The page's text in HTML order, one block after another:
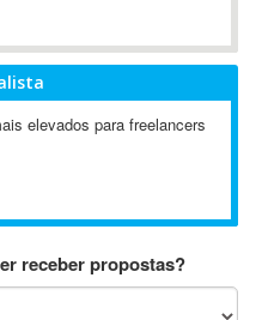
elevados para freelancers
receber propostas?